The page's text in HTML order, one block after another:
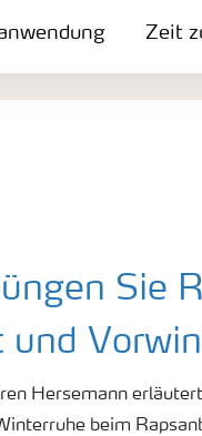
Zeit
Sie
und
Hersemann
beim